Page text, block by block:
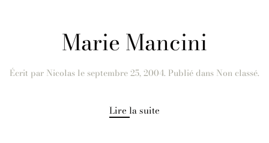
Marie Mancini
Écrit par Nicolas leseptembre 25, 2004. Publié dans Non classé.
Lire la suite